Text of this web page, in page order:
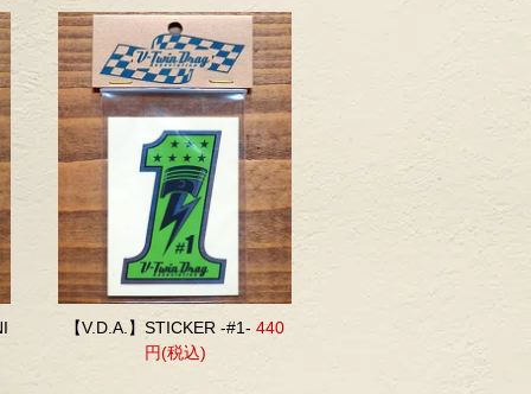
【V.D.A.】STICKER -#1- 440
円(税込)